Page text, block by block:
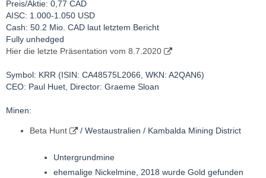
Preis/Aktie: 0,77 CAD
AISC: 1.000-1.050 USD
Cash: 50.2 Mio. CAD laut letztem Bericht
Fully unhedged
Hier die letzte Präsentation vom 8.7.2020
Symbol: KRR (ISIN: CA48575L2066, WKN: A2QAN6)
CEO: Paul Huet, Director: Graeme Sloan
Minen:
Beta Hunt / Westaustralien / Kambalda Mining District
Untergrundmine
ehemalige Nickelmine, 2018 wurde Gold gefunden